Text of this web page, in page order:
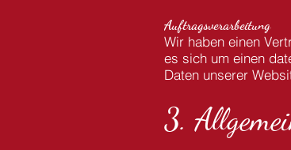
Auftragsverarbeitung
Wir haben einen
es sich um einen
Daten unserer
3.